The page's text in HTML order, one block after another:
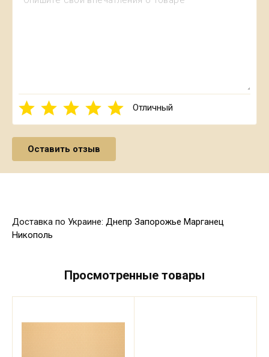
Отличный
Доставка по Украине: Днепр Запорожье Марганец
Никополь
Просмотренные товары